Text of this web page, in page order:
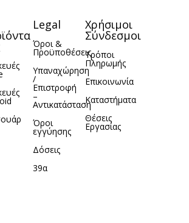
Legal
Όροι &
Προϋποθέσεις
Υπαναχώρηση
/
Επιστροφή
–
Αντικατάσταση
Όροι
εγγύησης
Δόσεις
39α
Χρήσιμοι
Σύνδεσμοι
Τρόποι
Πληρωμής
Επικοινωνία
Καταστήματα
Θέσεις
Εργασίας